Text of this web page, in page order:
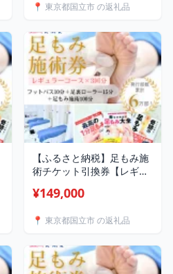
📍 東京都国立市 の返礼品
【ふるさと納税】足もみ施
術チケット引換券【レギュ
【1586425】
¥149,000
📍 東京都国立市 の返礼品